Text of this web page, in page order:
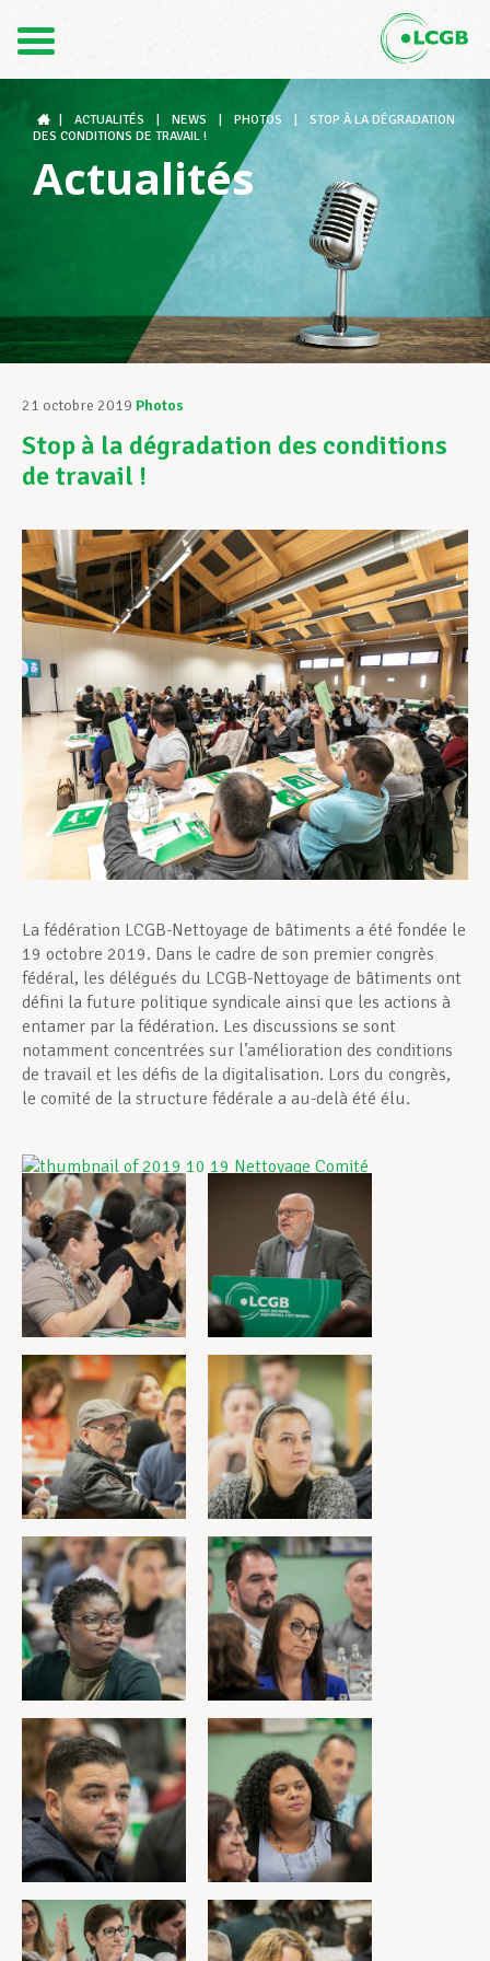
DE
Le LCGB
Structures syndicales
Assistance au Travail
Vos droits
Assistance en vie privée
Développement professionnel
Devenir Membre
Actualités
ACTUALITÉS NEWS PHOTOS
STOP À LA DÉGRADATION
DES CONDITIONS DE TRAVAIL !
Actualités
21 octobre 2019 Photos
Stop à la dégradation des conditions
de travail !
La fédération LCGB-Nettoyage de bâtiments a été fondée le
19 octobre 2019. Dans le cadre de son premier congrès
fédéral, les délégués du LCGB-Nettoyage de bâtiments ont
défini la future politique syndicale ainsi que les actions à
entamer par la fédération. Les discussions se sont
notamment concentrées sur l’amélioration des conditions
de travail et les défis de la digitalisation. Lors du congrès,
le comité de la structure fédérale a au-delà été élu.